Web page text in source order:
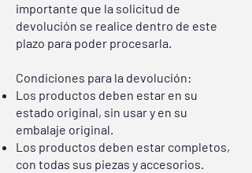
importante que la solicitud de
devolución se realice dentro de este
plazo para poder procesarla.
Condiciones para la devolución:
Los productos deben estar en su
estado original, sin usar y en su
embalaje original.
Los productos deben estar completos,
con todas sus piezas y accesorios.